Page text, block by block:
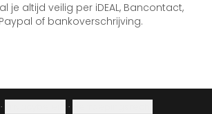
je altijd veilig per iDEAL, Bancontact,
of bankoverschrijving.
· ·